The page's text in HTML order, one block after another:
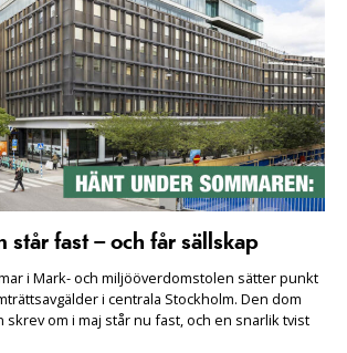
står fast – och får sällskap
i Mark- och miljööverdomstolen sätter punkt
i centrala Stockholm. Den dom
skrev om i maj står nu fast, och en snarlik tvist